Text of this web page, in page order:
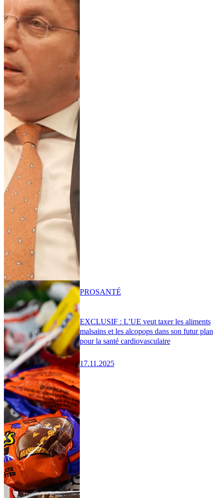
EXCLUSIF : L’UE veut taxer les aliments
malsains et les alcopops dans son futur plan
pour la santé cardiovasculaire
17.11.2025
PROSANTÉ